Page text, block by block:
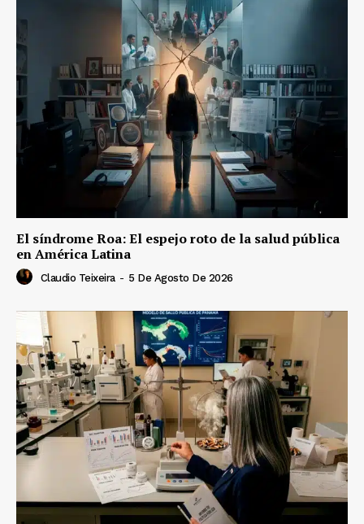
El síndrome Roa: El espejo roto de la salud pública
en América Latina
Claudio Teixeira - 5 De Agosto De 2026